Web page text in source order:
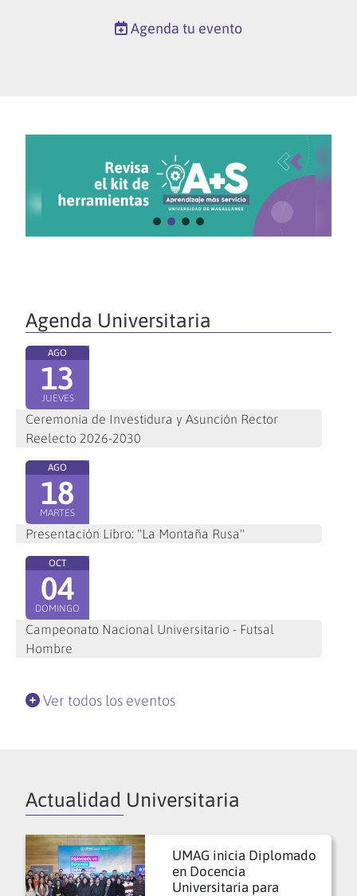
Agenda tu evento
Agenda Universitaria
AGO
13
JUEVES
Ceremonia de Investidura y Asunción Rector
Reelecto 2026-2030
AGO
18
MARTES
Presentación Libro: "La Montaña Rusa"
OCT
04
DOMINGO
Campeonato Nacional Universitario - Futsal
Hombre
Ver todos los eventos
Actualidad Universitaria
UMAG inicia Diplomado
en Docencia
Universitaria para